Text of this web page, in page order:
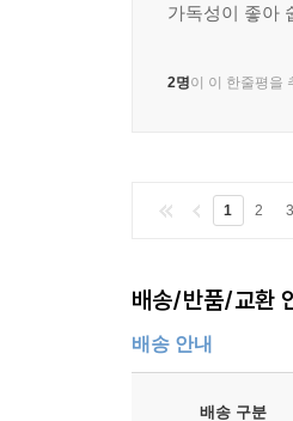
가독성이 좋아
2명이 이 한줄평을
1 2 3
배송/반품/교환
배송 안내
배송 구분